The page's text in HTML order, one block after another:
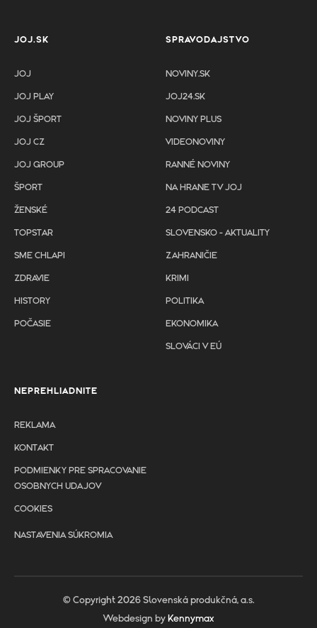
JOJ.SK
JOJ
JOJ PLAY
JOJ ŠPORT
JOJ CZ
JOJ GROUP
ŠPORT
ŽENSKÉ
TOPSTAR
SME CHLAPI
ZDRAVIE
HISTORY
POČASIE
SPRAVODAJSTVO
NOVINY.SK
JOJ24.SK
NOVINY PLUS
VIDEONOVINY
RANNÉ NOVINY
NA HRANE TV JOJ
24 PODCAST
SLOVENSKO - AKTUALITY
ZAHRANIČIE
KRIMI
POLITIKA
EKONOMIKA
SLOVÁCI V EÚ
NEPREHLIADNITE
REKLAMA
KONTAKT
PODMIENKY PRE SPRACOVANIE
OSOBNYCH UDAJOV
COOKIES
NASTAVENIA SÚKROMIA
© Copyright 2026 Slovenská produkčná, a.s.
Webdesign by Kennymax